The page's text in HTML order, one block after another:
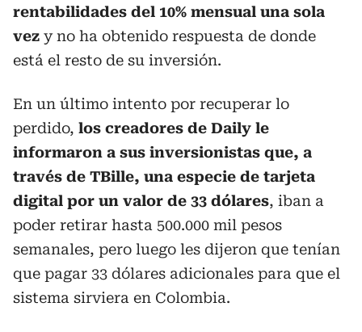
rentabilidades del 10% mensual una sola
vez y no ha obtenido respuesta de donde
está el resto de su inversión.
En un último intento por recuperar lo
perdido, los creadores de Daily le
informaron a sus inversionistas que, a
través de TBille, una especie de tarjeta
digital por un valor de 33 dólares, iban a
poder retirar hasta 500.000 mil pesos
semanales, pero luego les dijeron que tenían
que pagar 33 dólares adicionales para que el
sistema sirviera en Colombia.